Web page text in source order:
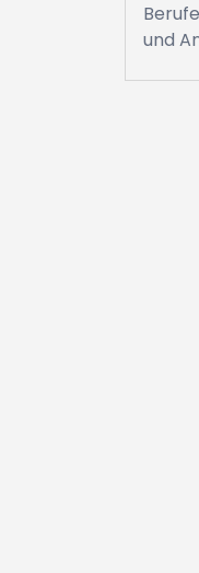
und